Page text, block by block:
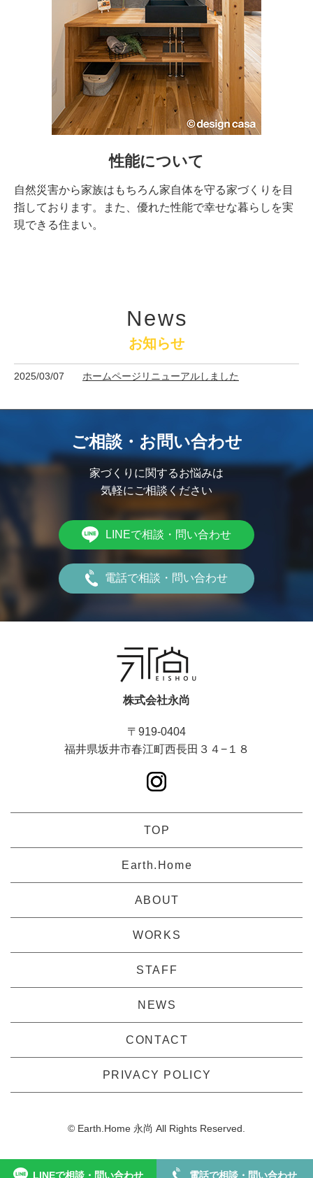
性能について
自然災害から家族はもちろん家自体を守る家づくりを目
指しております。また、優れた性能で幸せな暮らしを実
現できる住まい。
LINEで相談・問い合わせ 電話で相談・問い合わせ
News
お知らせ
2025/03/07 ホームページリニューアルしました
ご相談・お問い合わせ
家づくりに関するお悩みは
気軽にご相談ください
LINEで相談・問い合わせ
電話で相談・問い合わせ
株式会社永尚
〒919-0404
福井県坂井市春江町西長田３４−１８
TOP
Earth.Home
ABOUT
WORKS
STAFF
NEWS
CONTACT
PRIVACY POLICY
© Earth.Home 永尚 All Rights Reserved.